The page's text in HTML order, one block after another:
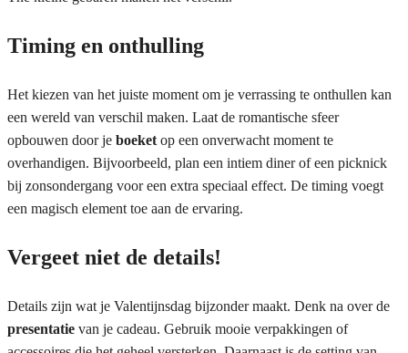
Timing en onthulling
Het kiezen van het juiste moment om je verrassing te onthullen kan
een wereld van verschil maken. Laat de romantische sfeer
opbouwen door je boeket op een onverwacht moment te
overhandigen. Bijvoorbeeld, plan een intiem diner of een picknick
bij zonsondergang voor een extra speciaal effect. De timing voegt
een magisch element toe aan de ervaring.
Vergeet niet de details!
Details zijn wat je Valentijnsdag bijzonder maakt. Denk na over de
presentatie van je cadeau. Gebruik mooie verpakkingen of